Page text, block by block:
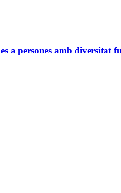
a persones amb diversitat